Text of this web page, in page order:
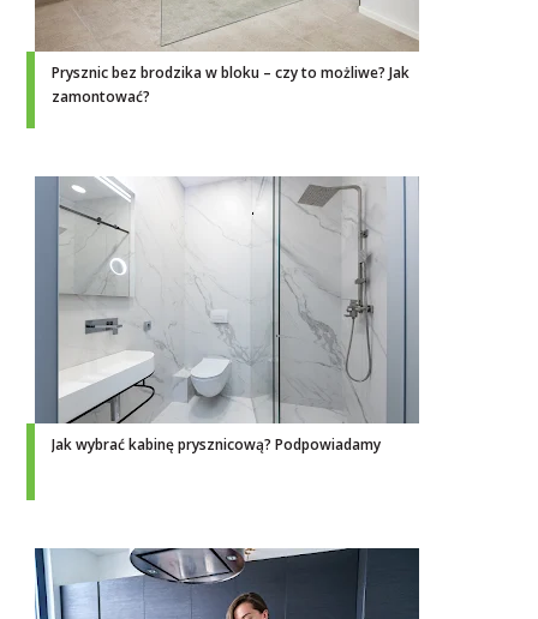
Prysznic bez brodzika w bloku – czy to możliwe? Jak
zamontować?
Jak wybrać kabinę prysznicową? Podpowiadamy